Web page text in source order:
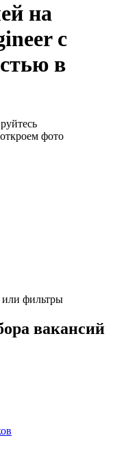
на
с
в
фото
или фильтры
вакансий